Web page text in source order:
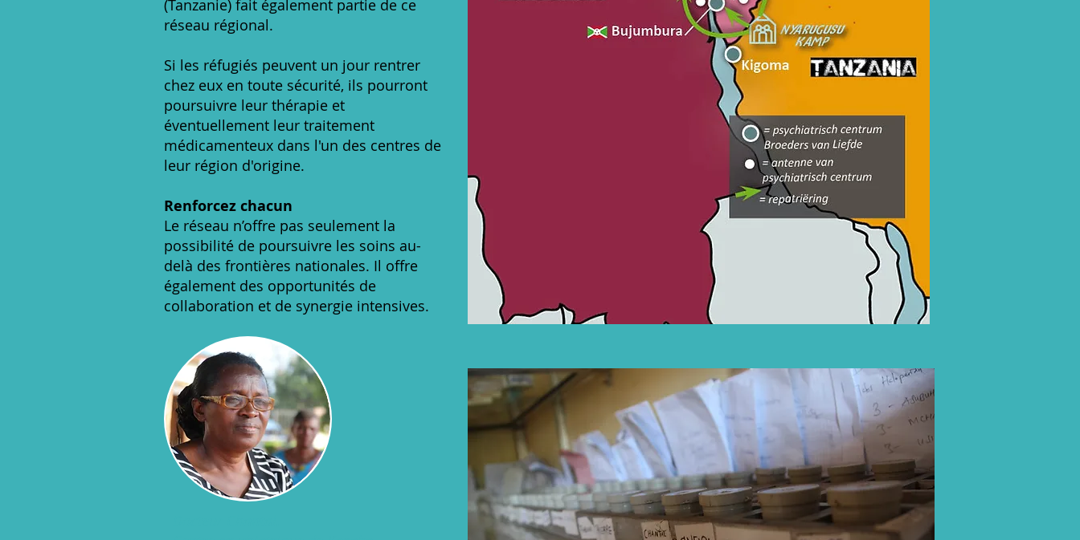
(Tanzanie) fait également partie de ce
réseau régional.
Si les réfugiés peuvent un jour rentrer
chez eux en toute sécurité, ils pourront
poursuivre leur thérapie et
éventuellement leur traitement
médicamenteux dans l'un des centres de
leur région d'origine.
Renforcez chacun
Le réseau n’offre pas seulement la
possibilité de poursuivre les soins au-
delà des frontières nationales. Il offre
également des opportunités de
collaboration et de synergie intensives.